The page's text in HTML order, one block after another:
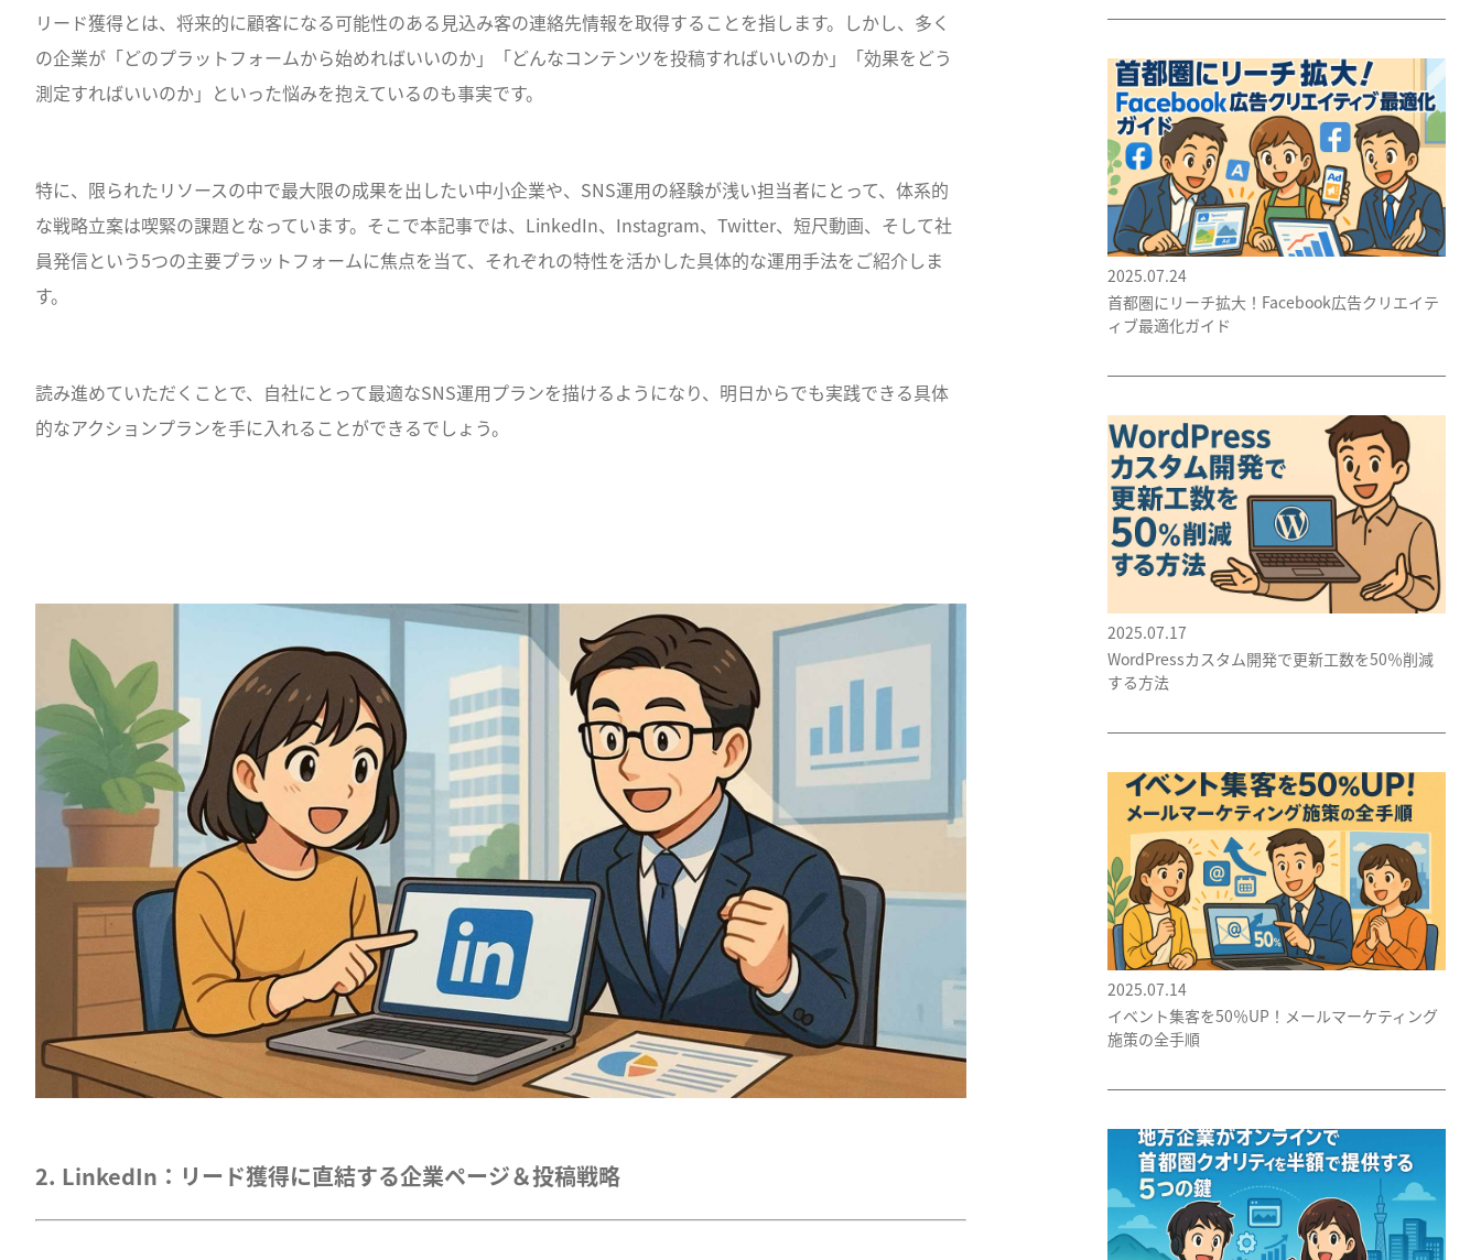
リード獲得とは、将来的に顧客になる可能性のある見込み客の連絡先情報を取得することを指します。しかし、多く
の企業が「どのプラットフォームから始めればいいのか」「どんなコンテンツを投稿すればいいのか」「効果をどう
測定すればいいのか」といった悩みを抱えているのも事実です。
特に、限られたリソースの中で最大限の成果を出したい中小企業や、SNS運用の経験が浅い担当者にとって、体系的
な戦略立案は喫緊の課題となっています。そこで本記事では、LinkedIn、Instagram、Twitter、短尺動画、そして社
員発信という5つの主要プラットフォームに焦点を当て、それぞれの特性を活かした具体的な運用手法をご紹介しま
す。
読み進めていただくことで、自社にとって最適なSNS運用プランを描けるようになり、明日からでも実践できる具体
的なアクションプランを手に入れることができるでしょう。
2. LinkedIn：リード獲得に直結する企業ページ＆投稿戦略
2025.07.24
首都圏にリーチ拡大！Facebook広告クリエイテ
ィブ最適化ガイド
2025.07.17
WordPressカスタム開発で更新工数を50％削減
する方法
2025.07.14
イベント集客を50％UP！メールマーケティング
施策の全手順